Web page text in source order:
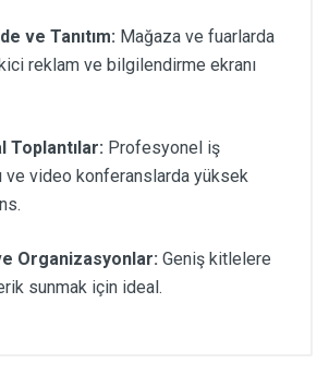
ve Tanıtım: Mağaza ve fuarlarda
reklam ve bilgilendirme ekranı
Toplantılar: Profesyonel iş
ve video konferanslarda yüksek
Organizasyonlar: Geniş kitlelere
sunmak için ideal.